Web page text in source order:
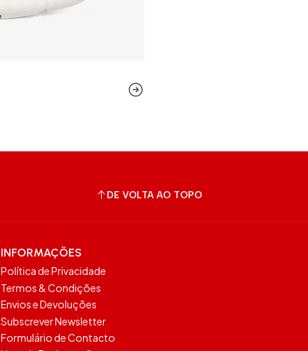
DE VOLTA AO TOPO
INFORMAÇÕES
Política de Privacidade
Termos & Condições
Envios e Devoluções
Subscrever Newsletter
Formulário de Contacto